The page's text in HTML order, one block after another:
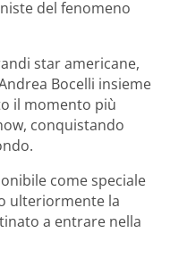
del fenomeno
star americane,
Bocelli insieme
il momento più
conquistando
come speciale
ulteriormente la
a entrare nella